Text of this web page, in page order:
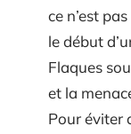
ce n’est
le début
Flaques
et la
Pour éviter